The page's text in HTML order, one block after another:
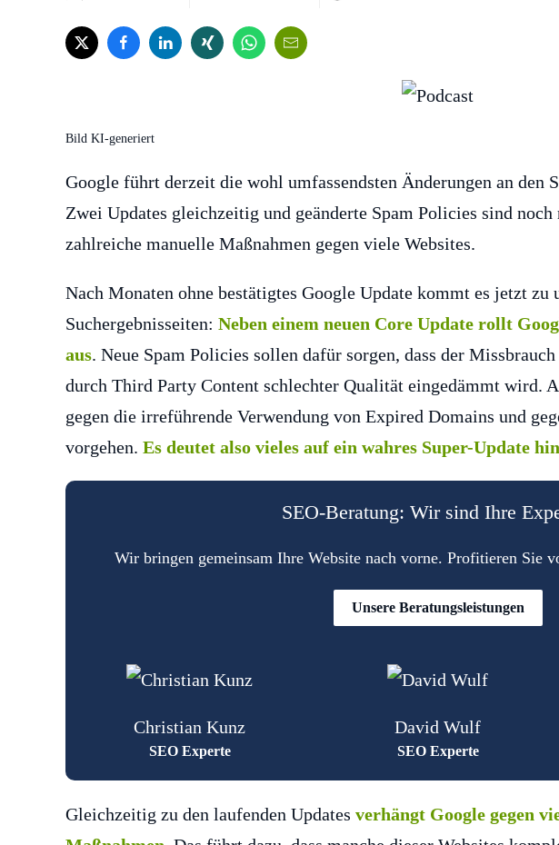
Bild KI-generiert
Google führt derzeit die wohl umfassendsten Änderungen an den
Zwei Updates gleichzeitig und geänderte Spam Policies sind
zahlreiche manuelle Maßnahmen gegen viele Websites.
Nach Monaten ohne bestätigtes Google Update kommt es jetzt zu
Suchergebnisseiten: Neben einem neuen Core Update rollt
aus. Neue Spam Policies sollen dafür sorgen, dass der
durch Third Party Content schlechter Qualität eingedämmt wird.
gegen die irreführende Verwendung von Expired Domains und
vorgehen. Es deutet also vieles auf ein wahres Super-Update hin
SEO-Beratung: Wir sind Ihre
Wir bringen gemeinsam Ihre Website nach vorne. Profitieren Sie
Unsere Beratungsleistungen
Christian Kunz
SEO Experte
David Wulf
SEO Experte
Gleichzeitig zu den laufenden Updates verhängt Google gegen